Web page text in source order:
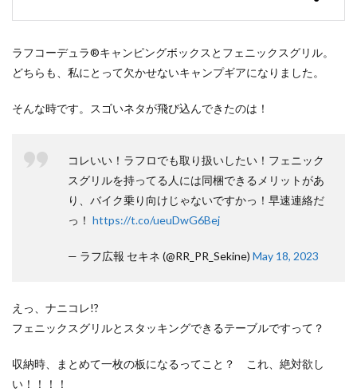
ラフコーデュラ®キャンピングボックスとフェニックスグリル。
どちらも、私にとって欠かせないキャンプギアになりました。
そんな時です。スゴいネタが飛び込んできたのは！
コレいい！ラフロでも取り扱いしたい！フェニック
スグリルを持ってる人には同梱できるメリットがあ
り、バイク乗り向けじゃないですかっ！早速連絡だ
っ！ https://t.co/ueuDwG6Bej
— ラフ広報 セキネ (@RR_PR_Sekine) May 18, 2023
えっ、ナニコレ!?
フェニックスグリルとスタッキングできるテーブルですって？
収納時、まとめて一枚の板になるってこと？ これ、絶対欲し
い！！！！